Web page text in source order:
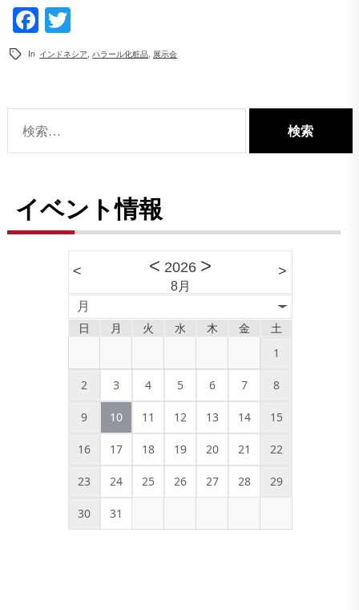
Facebook
In インドネシア ,ハラール化粧品 展示会
索:
イベント情報
< < 2026 >
8月
>
月
日 月 火 水 木 金 土
1
2 3 4 5 6 7 8
9 10 11 12 13 14 15
16 17 18 19 20 21 22
23 24 25 26 27 28 29
30 31